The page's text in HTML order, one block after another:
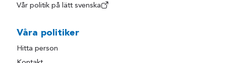
Vår politik på lätt svenska
Våra politiker
Hitta person